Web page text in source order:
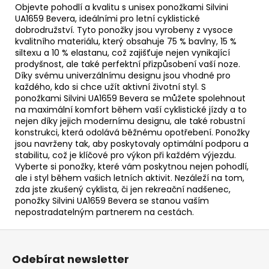
Objevte pohodlí a kvalitu s unisex ponožkami Silvini
UA1659 Bevera, ideálními pro letní cyklistické
dobrodružství. Tyto ponožky jsou vyrobeny z vysoce
kvalitního materiálu, který obsahuje 75 % bavlny, 15 %
siltexu a 10 % elastanu, což zajišťuje nejen vynikající
prodyšnost, ale také perfektní přizpůsobení vaší noze.
Díky svému univerzálnímu designu jsou vhodné pro
každého, kdo si chce užít aktivní životní styl. S
ponožkami Silvini UA1659 Bevera se můžete spolehnout
na maximální komfort během vaší cyklistické jízdy a to
nejen díky jejich modernímu designu, ale také robustní
konstrukci, která odolává běžnému opotřebení. Ponožky
jsou navrženy tak, aby poskytovaly optimální podporu a
stabilitu, což je klíčové pro výkon při každém výjezdu.
Vyberte si ponožky, které vám poskytnou nejen pohodlí,
ale i styl během vašich letních aktivit. Nezáleží na tom,
zda jste zkušený cyklista, či jen rekreační nadšenec,
ponožky Silvini UA1659 Bevera se stanou vaším
nepostradatelným partnerem na cestách.
Z
Odebírat newsletter